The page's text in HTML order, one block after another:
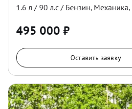
1.6 л / 90 л.с / Бензин, Механика,
495 000 ₽
Оставить заявку